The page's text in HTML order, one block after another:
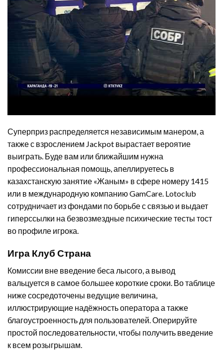
Суперприз распределяется независимым манером, а
также с взрослением Jackpot вырастает вероятие
выиграть. Буде вам или ближайшим нужна
профессиональная помощь, апеллируетесь в
казахстанскую занятие «Жаным» в сфере номеру 1415
или в международную компанию GamCare. Lotoclub
сотрудничает из фондами по борьбе с связью и выдает
гиперссылки на безвозмездные психические тесты тост
во профиле игрока.
Игра Клуб Страна
Комиссии вне введение беса лысого, а вывод
вальцуется в самое большее короткие сроки. Во таблице
ниже сосредоточены ведущие величина,
иллюстрирующие надёжность оператора а также
благоустроенность для пользователей. Оперируйте
простой последовательности, чтобы получить введение
к всем розыгрышам.